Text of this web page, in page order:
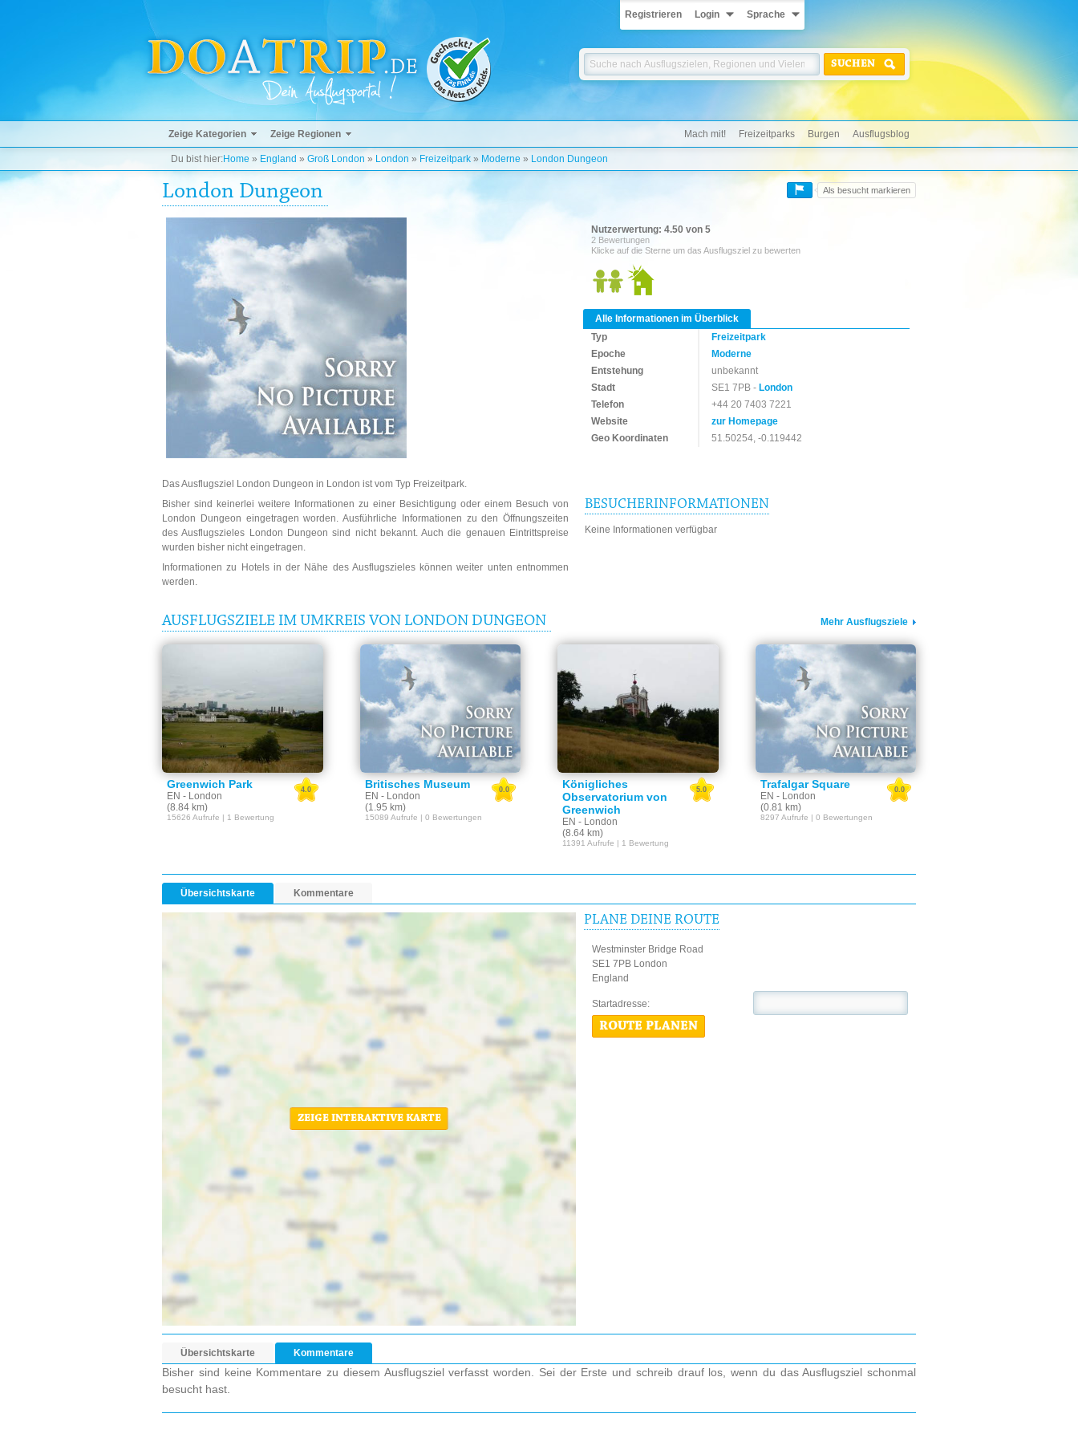
Registrieren Login Sprache
SUCHEN
Zeige Kategorien Zeige Regionen Mach mit! Freizeitparks Burgen Ausflugsblog
Du bist hier:Home » England » Groß London » London » Freizeitpark » Moderne » London Dungeon
Als besucht markieren
London Dungeon
Nutzerwertung: 4.50 von 5
2 Bewertungen
Klicke auf die Sterne um das Ausflugsziel zu bewerten
Alle Informationen im Überblick
Typ
Freizeitpark
Epoche
Moderne
Entstehung
unbekannt
Stadt
SE1 7PB - London
Telefon
+44 20 7403 7221
Website
zur Homepage
Geo Koordinaten
51.50254, -0.119442
Das Ausflugsziel London Dungeon in London ist vom Typ Freizeitpark.
Bisher sind keinerlei weitere Informationen zu einer Besichtigung oder einem Besuch von
London Dungeon eingetragen worden. Ausführliche Informationen zu den Öffnungszeiten
des Ausflugszieles London Dungeon sind nicht bekannt. Auch die genauen Eintrittspreise
wurden bisher nicht eingetragen.
Informationen zu Hotels in der Nähe des Ausflugszieles können weiter unten entnommen
werden.
BESUCHERINFORMATIONEN
Keine Informationen verfügbar
AUSFLUGSZIELE IM UMKREIS VON LONDON DUNGEON Mehr Ausflugsziele
Greenwich Park
EN - London
(8.84 km)
4.0
15626 Aufrufe | 1 Bewertung
Britisches Museum
EN - London
(1.95 km)
0.0
15089 Aufrufe | 0 Bewertungen
Königliches
Observatorium von
Greenwich
EN - London
(8.64 km)
5.0
11391 Aufrufe | 1 Bewertung
Trafalgar Square
EN - London
(0.81 km)
0.0
8297 Aufrufe | 0 Bewertungen
Übersichtskarte Kommentare
ZEIGE INTERAKTIVE KARTE
PLANE DEINE ROUTE
Westminster Bridge Road
SE1 7PB London
England
Startadresse:
ROUTE PLANEN
Übersichtskarte Kommentare
Bisher sind keine Kommentare zu diesem Ausflugsziel verfasst worden. Sei der Erste und schreib drauf los, wenn du das Ausflugsziel schonmal
besucht hast.